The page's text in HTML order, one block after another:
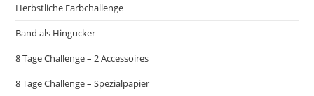
Herbstliche Farbchallenge
Band als Hingucker
8 Tage Challenge – 2 Accessoires
8 Tage Challenge – Spezialpapier